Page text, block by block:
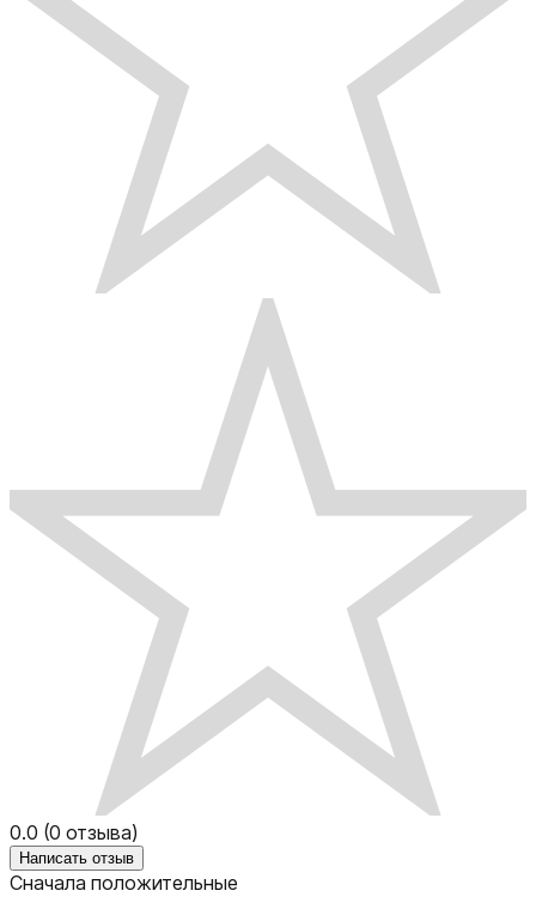
0.0 (0 отзыва)
Написать отзыв
Сначала положительные